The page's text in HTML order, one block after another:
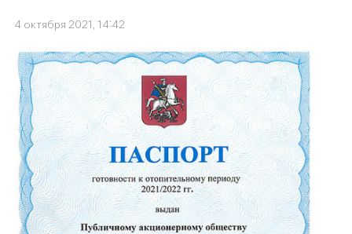
4 октября 2021, 14:42